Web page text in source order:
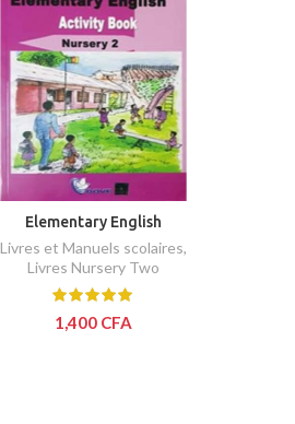
Elementary English
Livres et Manuels scolaires,
Livres Nursery Two
1,400 CFA